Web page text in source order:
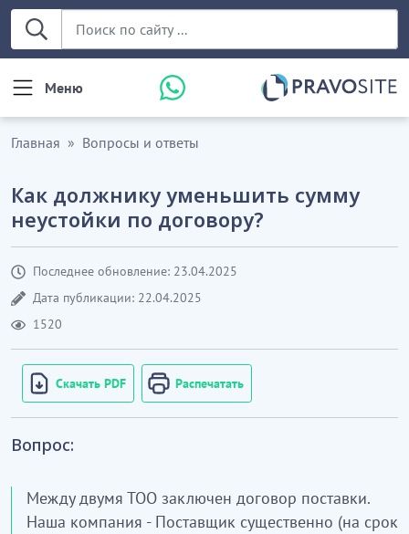
Меню
Главная Вопросы и ответы
Как должнику уменьшить сумму
неустойки по договору?
Последнее обновление: 23.04.2025
Дата публикации: 22.04.2025
1520
Скачать PDF Распечатать
Вопрос:
Между двумя ТОО заключен договор поставки.
Наша компания - Поставщик существенно (на срок